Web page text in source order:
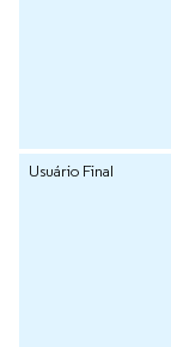
Usuário Final